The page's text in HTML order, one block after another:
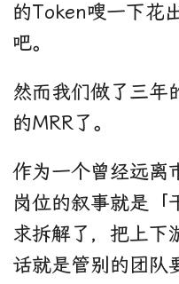
的Token嗖一下花
吧。
然而我们做了三年
的MRR了。
作为一个曾经远离
岗位的叙事就是「
求拆解了，把上下
话就是管别的团队